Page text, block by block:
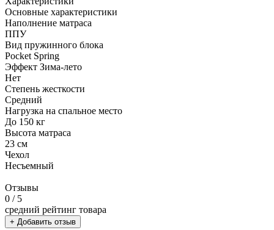
Основные характеристики
Наполнение матраса
ППУ
Вид пружинного блока
Pocket Spring
Эффект Зима-лето
Нет
Степень жесткости
Средний
Нагрузка на спальное место
До 150 кг
Высота матраса
23 см
Чехол
Несъемный
Отзывы
0 / 5
средний рейтинг товара
+ Добавить отзыв